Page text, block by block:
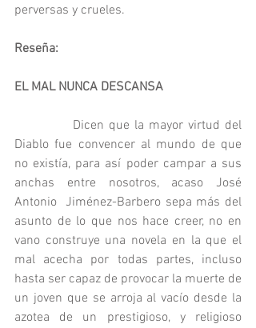
perversas y crueles.
Reseña:
EL MAL NUNCA DESCANSA
Diablo fue convencer al mundo de que
no existía, para así poder campar a sus
anchas entre nosotros, acaso José
Antonio  Jiménez-Barbero sepa más del
asunto de lo que nos hace creer, no en
vano construye una novela en la que el
mal acecha por todas partes, incluso
hasta ser capaz de provocar la muerte de
un joven que se arroja al vacío desde la
azotea de un prestigioso, y religioso